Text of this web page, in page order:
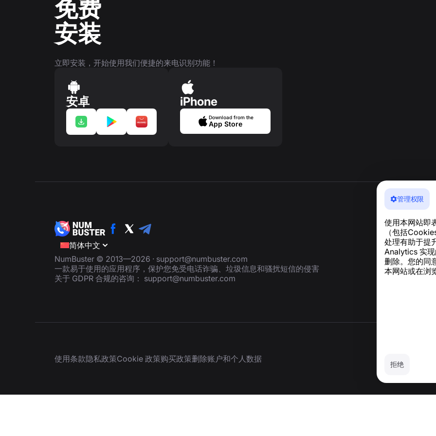
管理权限
使用本网站即
（包括
处理有助于提
Analytics 实
删除。您的同
本网站或在浏
拒绝
免费
安装
立即安装，开始使用我们便捷的来电识别功能！
安卓 iPhone
Download from the
App Store
简体中文
NumBuster © 2013—2026 · support@numbuster.com
一款易于使用的应用程序，保护您免受电话诈骗、垃圾信息和骚扰短信的侵害
关于 GDPR 合规的咨询： support@numbuster.com
使用条款隐私政策Cookie 政策购买政策删除账户和个人数据